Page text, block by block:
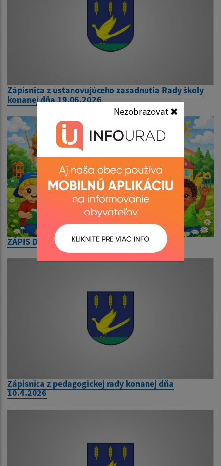
Nezobrazovať
Zápisnica z ustanovujúceho zasadnutia Rady školy
konanej dňa 19.06.2026
ZÁPIS DO MŠ NA ŠK. ROK 2026/27
Zápisnica z pedagogickej rady konanej dňa
10.4.2026